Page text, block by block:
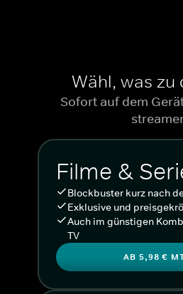
Wähl, was zu
Sofort auf dem
Filme &
Blockbuster kurz nach
Exklusive und
Auch im günstigen
TV
AB 5,98 €